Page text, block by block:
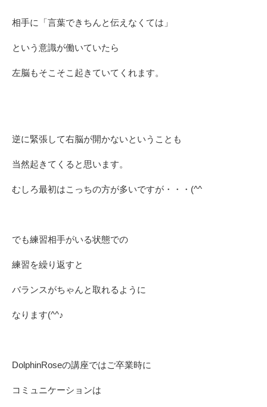
相手に「言葉できちんと伝えなくては」
という意識が働いていたら
左脳もそこそこ起きていてくれます。
逆に緊張して右脳が開かないということも
当然起きてくると思います。
むしろ最初はこっちの方が多いですが・・・(^^ゞ
でも練習相手がいる状態での
練習を繰り返すと
バランスがちゃんと取れるように
なります(^^♪
DolphinRoseの講座ではご卒業時に
コミュニケーションは